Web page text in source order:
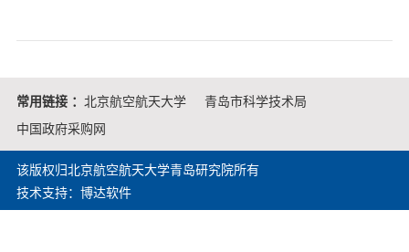
常用链接 ： 北京航空航天大学
青岛市科学技术局
中国政府采购网
该版权归北京航空航天大学青岛研究院所有
技术支持：博达软件